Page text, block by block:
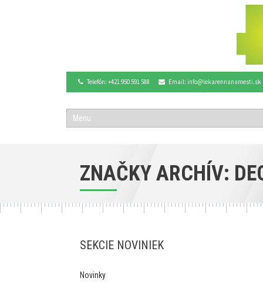
Telefón: +421 950 591 588 Email: info@lekarennanamesti.sk
ZNAČKY ARCHÍV:
SEKCIE NOVINIEK
Novinky